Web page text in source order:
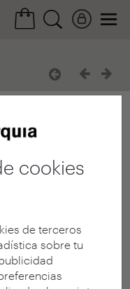
cookies
de terceros
sobre tu